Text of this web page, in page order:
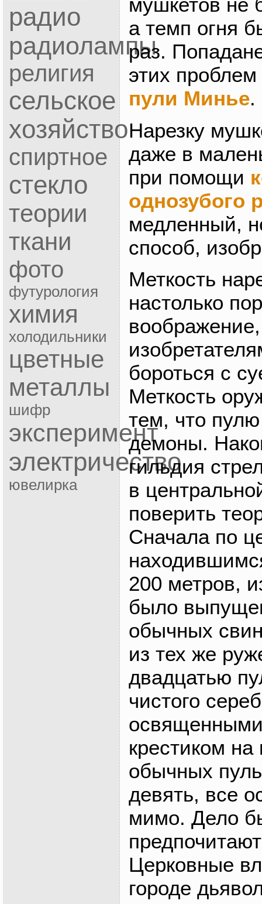
радио
радиолампы
религия
сельское
хозяйство
спиртное
стекло
теории
ткани
фото
футурология
химия
холодильники
цветные
металлы
шифр
эксперимент
электричество
ювелирка
мушкетов не
а темп огня
раз.
этих
пули Минье.
Нарезку
даже в
при помощи
однозубого
медленный,
способ,
Меткость
настолько
бороться с
Меткость
тем, что
демоны.
гильдия
в
поверить
Сначала по
200 метров,
было
обычных
из тех же
двадцатью
чистого
крестиком
обычных
девять, все
мимо. Дело
Церковные
городе